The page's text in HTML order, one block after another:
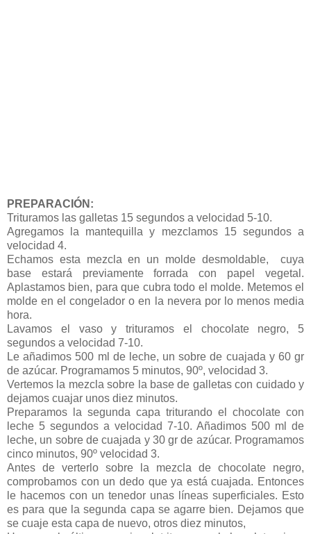
PREPARACIÓN:
Trituramos las galletas 15 segundos a velocidad 5-10.
Agregamos la mantequilla y mezclamos 15 segundos a
velocidad 4.
Echamos esta mezcla en un molde desmoldable, cuya
base estará previamente forrada con papel vegetal.
Aplastamos bien, para que cubra todo el molde. Metemos el
molde en el congelador o en la nevera por lo menos media
hora.
Lavamos el vaso y trituramos el chocolate negro, 5
segundos a velocidad 7-10.
Le añadimos 500 ml de leche, un sobre de cuajada y 60 gr
de azúcar. Programamos 5 minutos, 90º, velocidad 3.
Vertemos la mezcla sobre la base de galletas con cuidado y
dejamos cuajar unos diez minutos.
Preparamos la segunda capa triturando el chocolate con
leche 5 segundos a velocidad 7-10. Añadimos 500 ml de
leche, un sobre de cuajada y 30 gr de azúcar. Programamos
cinco minutos, 90º velocidad 3.
Antes de verterlo sobre la mezcla de chocolate negro,
comprobamos con un dedo que ya está cuajada. Entonces
le hacemos con un tenedor unas líneas superficiales. Esto
es para que la segunda capa se agarre bien. Dejamos que
se cuaje esta capa de nuevo, otros diez minutos,